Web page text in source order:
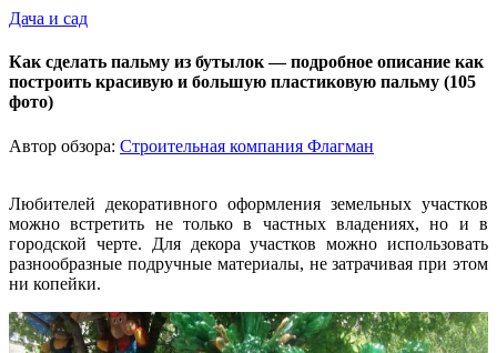
Дача и сад
Как сделать пальму из бутылок — подробное описание как
построить красивую и большую пластиковую пальму (105
фото)
Автор обзора: Строительная компания Флагман
Любителей декоративного оформления земельных участков
можно встретить не только в частных владениях, но и в
городской черте. Для декора участков можно использовать
разнообразные подручные материалы, не затрачивая при этом
ни копейки.